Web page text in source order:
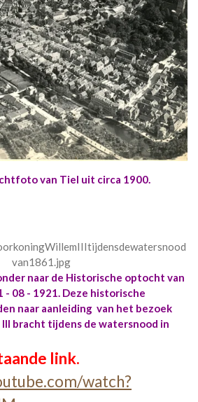
van Tiel uit circa 1900.
naar de Historische optocht van
- 08 - 1921. Deze historische
naar aanleiding van het bezoek
bracht tijdens de watersnood in
link.
watch?